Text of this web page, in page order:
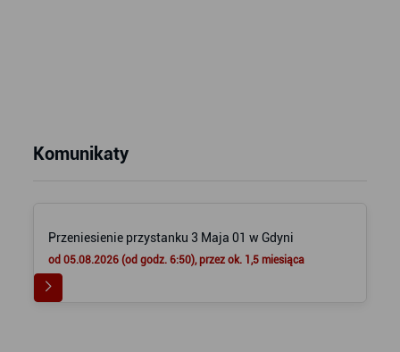
Komunikaty
Przeniesienie przystanku 3 Maja 01 w Gdyni
od 05.08.2026 (od godz. 6:50), przez ok. 1,5 miesiąca